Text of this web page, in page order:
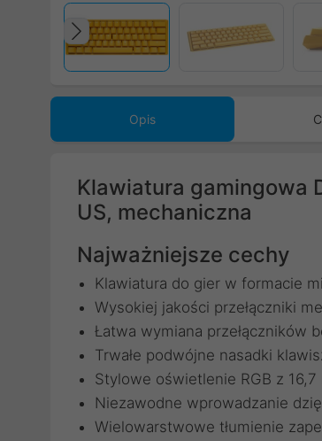
Poprzedni
Opis
Klawiatura gamingowa
US, mechaniczna
Najważniejsze cechy
Klawiatura do gier w formacie
Wysokiej jakości przełączniki
Łatwa wymiana przełączników
Trwałe podwójne nasadki
Stylowe oświetlenie RGB z
Niezawodne wprowadzanie
Wielowarstwowe tłumienie